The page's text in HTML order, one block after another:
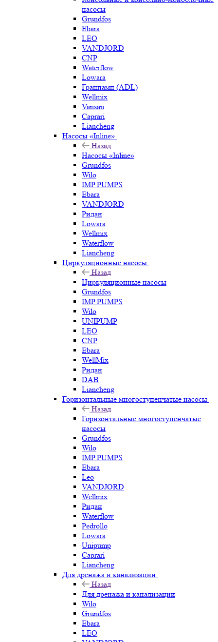
насосы
Grundfos
Ebara
LEO
VANDJORD
CNP
Waterflow
Lowara
Гранпамп (ADL)
Wellmix
Vansan
Caprari
Liancheng
Насосы «Inline»
Назад
Насосы «Inline»
Grundfos
Wilo
IMP PUMPS
Ebara
VANDJORD
Ридан
Lowara
Wellmix
Waterflow
Liancheng
Циркуляционные насосы
Назад
Циркуляционные насосы
Grundfos
IMP PUMPS
Wilo
UNIPUMP
LEO
CNP
Ebara
WellMix
Ридан
DAB
Liancheng
Горизонтальные многоступенчатые насосы
Назад
Горизонтальные многоступенчатые
насосы
Grundfos
Wilo
IMP PUMPS
Ebara
Leo
VANDJORD
Wellmix
Ридан
Waterflow
Pedrollo
Lowara
Unipump
Caprari
Liancheng
Для дренажа и канализации
Назад
Для дренажа и канализации
Wilo
Grundfos
Ebara
LEO